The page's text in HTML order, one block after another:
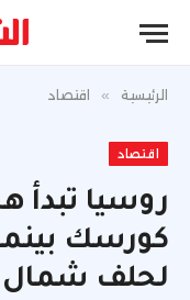
الرئيسية » اقتصاد
اقتصاد
روسيا تبدأ
كورسك
لحلف شمال